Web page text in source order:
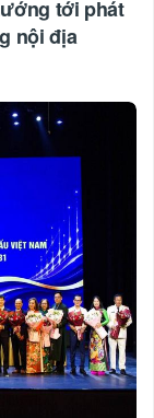
tới phát
nội địa